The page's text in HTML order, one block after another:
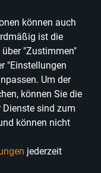
können auch
ist die
"Zustimmen"
"Einstellungen
Um der
können Sie die
Dienste sind zum
können nicht
jederzeit